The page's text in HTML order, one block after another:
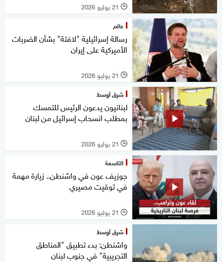
l 21 يوليو 2026
عالم
رسالة إسرائيلية "لافتة" بشأن الضربات
الأميركية على إيران
l 21 يوليو 2026
شرق أوسط
لبنانيون يدعون الرئيس للتمسك
بمطلب انسحاب إسرائيل من لبنان
l 21 يوليو 2026
التاسعة
جوزيف عون في واشنطن.. زيارة مهمة
في توقيت مصيري
l 21 يوليو 2026
شرق أوسط
واشنطن: بدء تطبيق "المناطق
التجريبية" في جنوب لبنان